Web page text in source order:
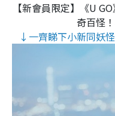
【新會員限定】《U
奇百怪
↓一齊睇下小新同妖